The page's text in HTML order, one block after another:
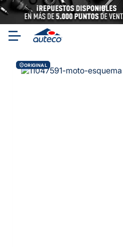
ORIGINAL